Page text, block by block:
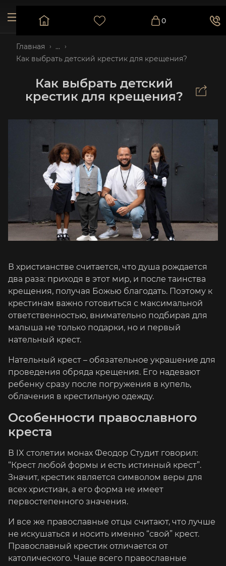
0
Главная
...
Как выбрать детский крестик для крещения?
Как выбрать детский
крестик для крещения?
В христианстве считается, что душа рождается
два раза: приходя в этот мир, и после таинства
крещения, получая Божью благодать. Поэтому к
крестинам важно готовиться с максимальной
ответственностью, внимательно подбирая для
малыша не только подарки, но и первый
нательный крест.
Нательный крест – обязательное украшение для
проведения обряда крещения. Его надевают
ребенку сразу после погружения в купель,
облачения в крестильную одежду.
Особенности православного
креста
В IX столетии монах Феодор Студит говорил:
“Крест любой формы и есть истинный крест”.
Значит, крестик является символом веры для
всех христиан, а его форма не имеет
первостепенного значения.
И все же православные отцы считают, что лучше
не искушаться и носить именно “свой” крест.
Православный крестик отличается от
католического. Чаще всего православные